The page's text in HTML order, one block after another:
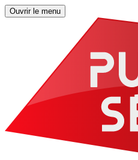
Ouvrir le menu